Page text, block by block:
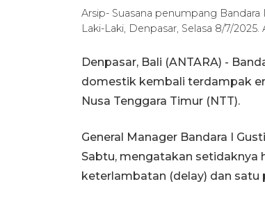
Arsip- Suasana penumpang
Laki-Laki, Denpasar, Selasa 8/7/
Denpasar, Bali (ANTARA) -
domestik kembali terdampak
Nusa Tenggara Timur (NTT).
General Manager Bandara I
Sabtu, mengatakan setidaknya
keterlambatan (delay) dan